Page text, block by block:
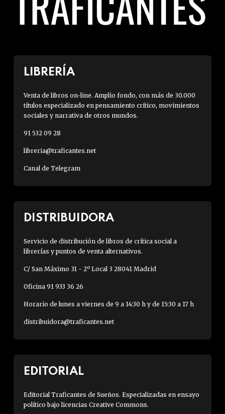
LIBRERÍA
Venta de libros on-line. Amplio fondo, con más de 30.000
títulos especializado en pensamiento crítico, movimientos
sociales y narrativa de otros mundos.
91 532 09 28
libreria@traficantes.net
Canal de Telegram
DISTRIBUIDORA
Servicio de distribución de libros de crítica social a
librerías y puntos de venta alternativos.
C/ San Máximo 31 - 2º Local 3 28041 Madrid
Oficina 91 933 36 26
Horario de lunes a viernes de 9 a 14:30 h y de 15:30 a 17 h
distribuidora@traficantes.net
EDITORIAL
Editorial Traficantes de Sueños. Especializadas en ensayo
político bajo licencias Creative Commons.